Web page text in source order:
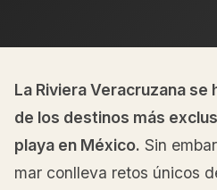
La Riviera Veracruzana se
de los destinos más
playa en México. Sin
mar conlleva retos únicos